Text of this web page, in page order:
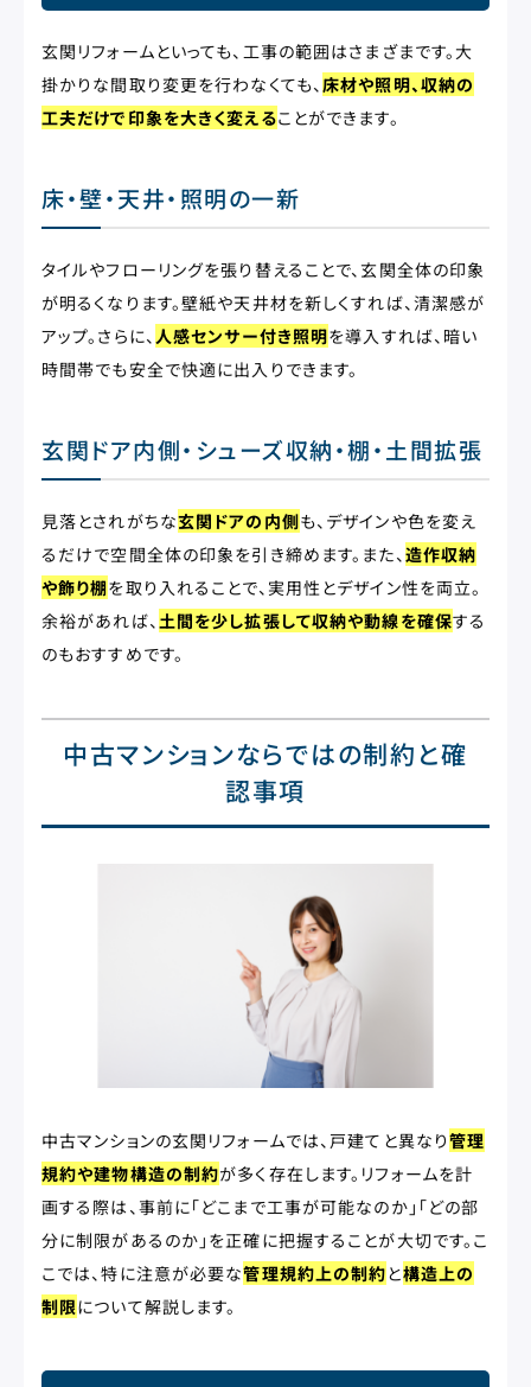
玄関リフォームといっても、工事の範囲はさまざまです。大
掛かりな間取り変更を行わなくても、床材や照明、収納の
工夫だけで印象を大きく変えることができます。
床・壁・天井・照明の一新
タイルやフローリングを張り替えることで、玄関全体の印象
が明るくなります。壁紙や天井材を新しくすれば、清潔感が
アップ。さらに、人感センサー付き照明を導入すれば、暗い
時間帯でも安全で快適に出入りできます。
玄関ドア内側・シューズ収納・棚・土間拡張
見落とされがちな玄関ドアの内側も、デザインや色を変え
るだけで空間全体の印象を引き締めます。また、造作収納
や飾り棚を取り入れることで、実用性とデザイン性を両立。
余裕があれば、土間を少し拡張して収納や動線を確保する
のもおすすめです。
中古マンションならではの制約と確
認事項
中古マンションの玄関リフォームでは、戸建てと異なり管理
規約や建物構造の制約が多く存在します。リフォームを計
画する際は、事前に「どこまで工事が可能なのか」「どの部
分に制限があるのか」を正確に把握することが大切です。こ
こでは、特に注意が必要な管理規約上の制約と構造上の
制限について解説します。